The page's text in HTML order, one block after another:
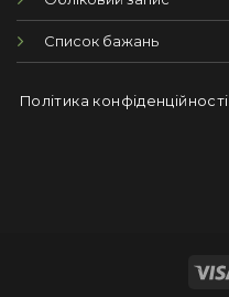
Список бажань
Політика конфіденційності